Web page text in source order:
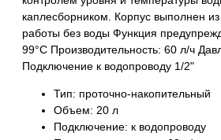
каплесборником. Корпус выполнен
работы без воды Функция
99°C Производительность: 60 л/ч
Подключение к водопроводу 1/2"
Тип: проточно-накопительный
Объем: 20 л
Подключение: к водопроводу